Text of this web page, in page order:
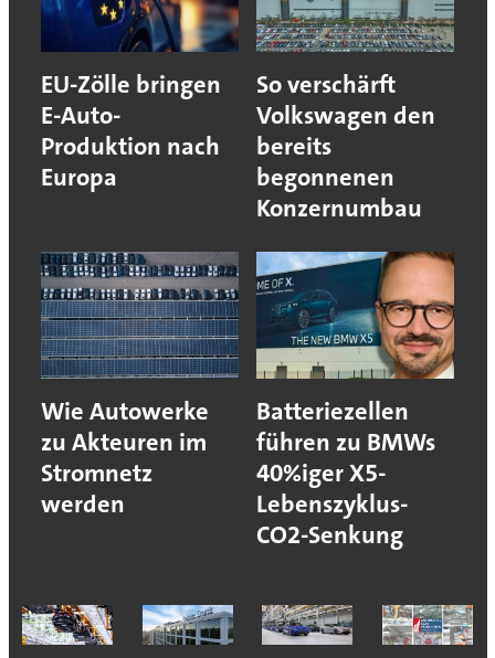
EU-Zölle bringen
E-Auto-
Produktion nach
Europa
So verschärft
Volkswagen den
bereits
begonnenen
Konzernumbau
Wie Autowerke
zu Akteuren im
Stromnetz
werden
Batteriezellen
führen zu BMWs
40%iger X5-
Lebenszyklus-
CO2-Senkung